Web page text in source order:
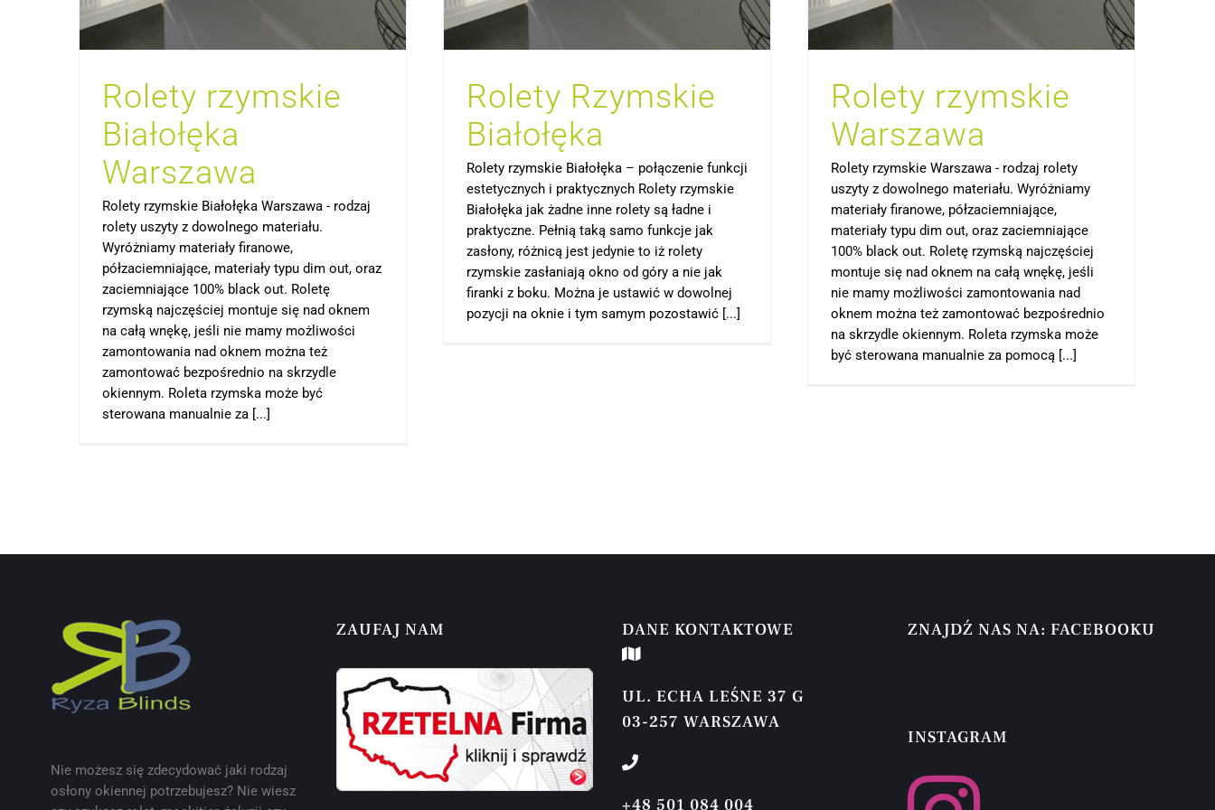
Rolety rzymskie
Białołęka
Warszawa
Rolety rzymskie Białołęka Warszawa - rodzaj
rolety uszyty z dowolnego materiału.
Wyróżniamy materiały firanowe,
półzaciemniające, materiały typu dim out, oraz
zaciemniające 100% black out. Roletę
rzymską najczęściej montuje się nad oknem
na całą wnękę, jeśli nie mamy możliwości
zamontowania nad oknem można też
zamontować bezpośrednio na skrzydle
okiennym. Roleta rzymska może być
sterowana manualnie za [...]
Rolety Rzymskie
Białołęka
Rolety rzymskie Białołęka – połączenie funkcji
estetycznych i praktycznych Rolety rzymskie
Białołęka jak żadne inne rolety są ładne i
praktyczne. Pełnią taką samo funkcje jak
zasłony, różnicą jest jedynie to iż rolety
rzymskie zasłaniają okno od góry a nie jak
firanki z boku. Można je ustawić w dowolnej
pozycji na oknie i tym samym pozostawić [...]
Rolety rzymskie
Warszawa
Rolety rzymskie Warszawa - rodzaj rolety
uszyty z dowolnego materiału. Wyróżniamy
materiały firanowe, półzaciemniające,
materiały typu dim out, oraz zaciemniające
100% black out. Roletę rzymską najczęściej
montuje się nad oknem na całą wnękę, jeśli
nie mamy możliwości zamontowania nad
oknem można też zamontować bezpośrednio
na skrzydle okiennym. Roleta rzymska może
być sterowana manualnie za pomocą [...]
Nie możesz się zdecydować jaki rodzaj
osłony okiennej potrzebujesz? Nie wiesz
ZAUFAJ NAM DANE KONTAKTOWE
UL. ECHA LEŚNE 37 G
03-257 WARSZAWA
+48 501 084 004
ZNAJDŹ NAS NA: FACEBOOKU
INSTAGRAM